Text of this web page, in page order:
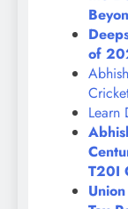
of
Learn
T20I